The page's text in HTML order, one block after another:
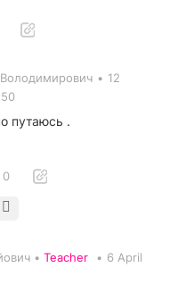
• 12
путаюсь .
0
• Teacher • 6 April